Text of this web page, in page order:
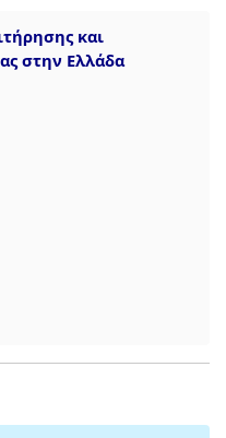
και
στην Ελλάδα